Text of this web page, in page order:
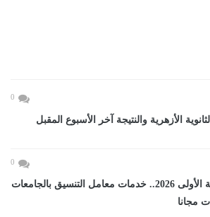
0
الأزهرية والنتيجة آخر الأسبوع المقبل
0
تنسيق المرحلة الأولى 2026.. خدمات معامل التنسيق بالجامعات
مجانا